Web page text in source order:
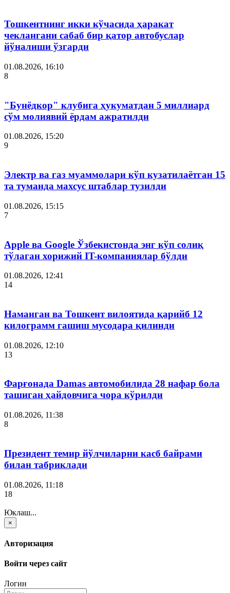
Тошкентнинг икки кўчасида ҳаракат
чеклангани сабаб бир қатор автобуслар
йўналиши ўзгарди
01.08.2026, 16:10
8
"Бунёдкор" клубига ҳукуматдан 5 миллиард
сўм молиявий ёрдам ажратилди
01.08.2026, 15:20
9
Электр ва газ муаммолари кўп кузатилаётган 15
та туманда махсус штаблар тузилди
01.08.2026, 15:15
7
Apple ва Google Ўзбекистонда энг кўп солиқ
тўлаган хорижий IT-компаниялар бўлди
01.08.2026, 12:41
14
Наманган ва Тошкент вилоятида қарийб 12
килограмм гашиш мусодара қилинди
01.08.2026, 12:10
13
Фарғонада Damas автомобилида 28 нафар бола
ташиган ҳайдовчига чора кўрилди
01.08.2026, 11:38
8
Президент темир йўлчиларни касб байрами
билан табриклади
01.08.2026, 11:18
18
Юклаш...
×
Авторизация
Войти через сайт
Логин